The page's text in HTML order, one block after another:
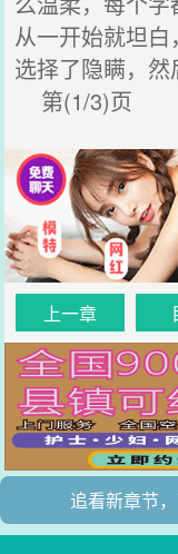
从一开始就坦
选择了隐瞒，
第(1/3)页
上一章
追看新章节